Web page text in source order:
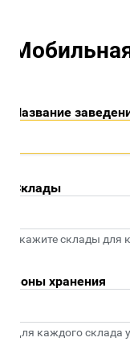
заведения
склады для
хранения
каждого склада